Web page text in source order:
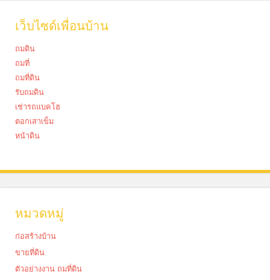
เว็บไซด์เพื่อนบ้าน
ถมดิน
ถมที่
ถมที่ดิน
รับถมดิน
เช่ารถแบคโฮ
ตอกเสาเข็ม
หน้าดิน
หมวดหมู่
ก่อสร้างบ้าน
ขายที่ดิน
ตัวอย่างงาน ถมที่ดิน